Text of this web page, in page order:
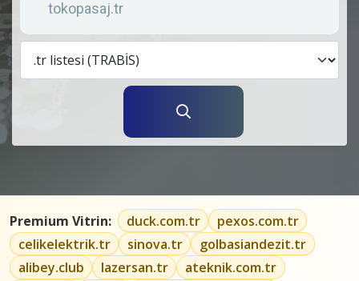
Premium Vitrin: duck.com.tr
pexos.com.tr
celikelektrik.tr
sinova.tr
golbasiandezit.tr
alibey.club
lazersan.tr
ateknik.com.tr